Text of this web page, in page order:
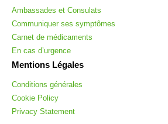
Ambassades et Consulats
Communiquer ses symptômes
Carnet de médicaments
En cas d’urgence
Mentions Légales
Conditions générales
Cookie Policy
Privacy Statement